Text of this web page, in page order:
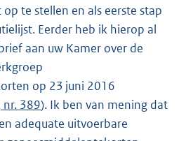
te stellen en als eerste stap
Eerder heb ik hierop al
aan uw Kamer over de
op 23 juni 2016
389). Ik ben van mening dat
adequate uitvoerbare